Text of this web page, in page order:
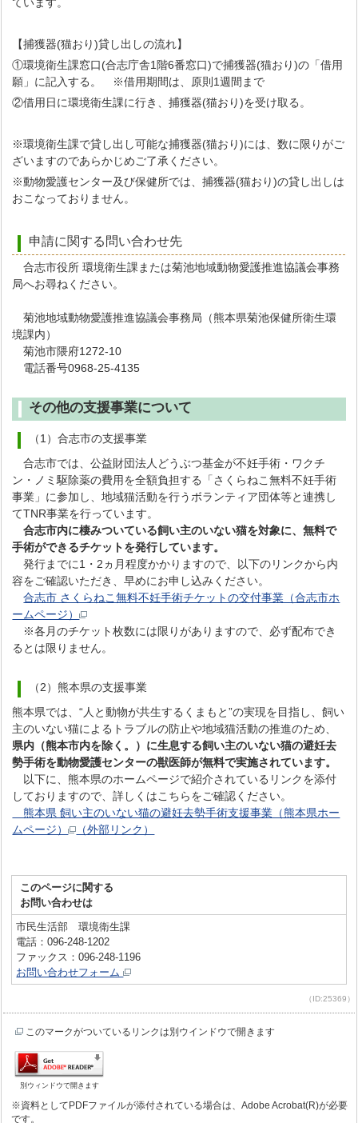
【捕獲器(猫おり)貸し出しの流れ】
①環境衛生課窓口(合志庁舎1階6番窓口)で捕獲器(猫おり)の「借用
願」に記入する。 ※借用期間は、原則1週間まで
②借用日に環境衛生課に行き、捕獲器(猫おり)を受け取る。
※環境衛生課で貸し出し可能な捕獲器(猫おり)には、数に限りがご
ざいますのであらかじめご了承ください。
※動物愛護センター及び保健所では、捕獲器(猫おり)の貸し出しは
おこなっておりません。
申請に関する問い合わせ先
合志市役所 環境衛生課または菊池地域動物愛護推進協議会事務
局へお尋ねください。
菊池地域動物愛護推進協議会事務局（熊本県菊池保健所衛生環
境課内）
菊池市隈府1272-10
電話番号0968-25-4135
その他の支援事業について
（1）合志市の支援事業
合志市では、公益財団法人どうぶつ基金が不妊手術・ワクチ
ン・ノミ駆除薬の費用を全額負担する「さくらねこ無料不妊手術
事業」に参加し、地域猫活動を行うボランティア団体等と連携し
てTNR事業を行っています。
合志市内に棲みついている飼い主のいない猫を対象に、無料で
手術ができるチケットを発行しています。
発行までに1・2ヵ月程度かかりますので、以下のリンクから内
容をご確認いただき、早めにお申し込みください。
合志市 さくらねこ無料不妊手術チケットの交付事業（合志市ホ
ームページ）
※各月のチケット枚数には限りがありますので、必ず配布でき
るとは限りません。
（2）熊本県の支援事業
熊本県では、“人と動物が共生するくまもと”の実現を目指し、飼い
主のいない猫によるトラブルの防止や地域猫活動の推進のため、
県内（熊本市内を除く。）に生息する飼い主のいない猫の避妊去
勢手術を動物愛護センターの獣医師が無料で実施されています。
以下に、熊本県のホームページで紹介されているリンクを添付
しておりますので、詳しくはこちらをご確認ください。
熊本県 飼い主のいない猫の避妊去勢手術支援事業（熊本県ホー
ムページ）
（外部リンク）
このページに関する
お問い合わせは
市民生活部 環境衛生課
電話：096-248-1202
ファックス：096-248-1196
お問い合わせフォーム
（ID:25369）
このマークがついているリンクは別ウインドウで開きます
別ウィンドウで開きます
※資料としてPDFファイルが添付されている場合は、Adobe Acrobat(R)が必要
です。